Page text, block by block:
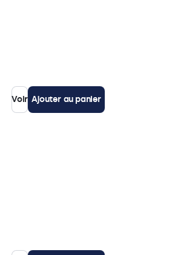
Voir Ajouter au panier